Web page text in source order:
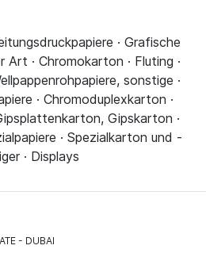
· Grafische
· Chromokarton · Fluting ·
sonstige ·
· Chromoduplexkarton ·
Gipskarton ·
· Spezialkarton und -
· Displays
DUBAI